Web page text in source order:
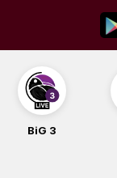
content
BiG 3